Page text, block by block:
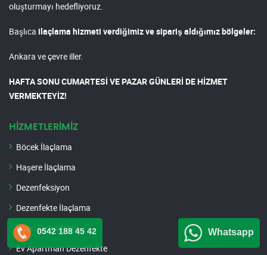
oluşturmayı hedefliyoruz.
Başlıca ilaçlama hizmeti verdiğimiz ve sipariş aldığımız bölgeler:
Ankara ve çevre iller.
HAFTA SONU CUMARTESİ VE PAZAR GÜNLERİ DE HİZMET
VERMEKTEYİZ!
HİZMETLERİMİZ
Böcek İlaçlama
Haşere İlaçlama
Dezenfeksiyon
Dezenfekte İlaçlama
İşyeri Dezenfekte
Ev Apartman Dezenfekte
0542 188 45 42 Whatsapp